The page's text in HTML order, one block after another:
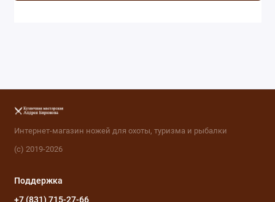
Интернет-магазин ножей для охоты, туризма и рыбалки
(с) 2019-2026
Поддержка
+7 (831) 715-27-66